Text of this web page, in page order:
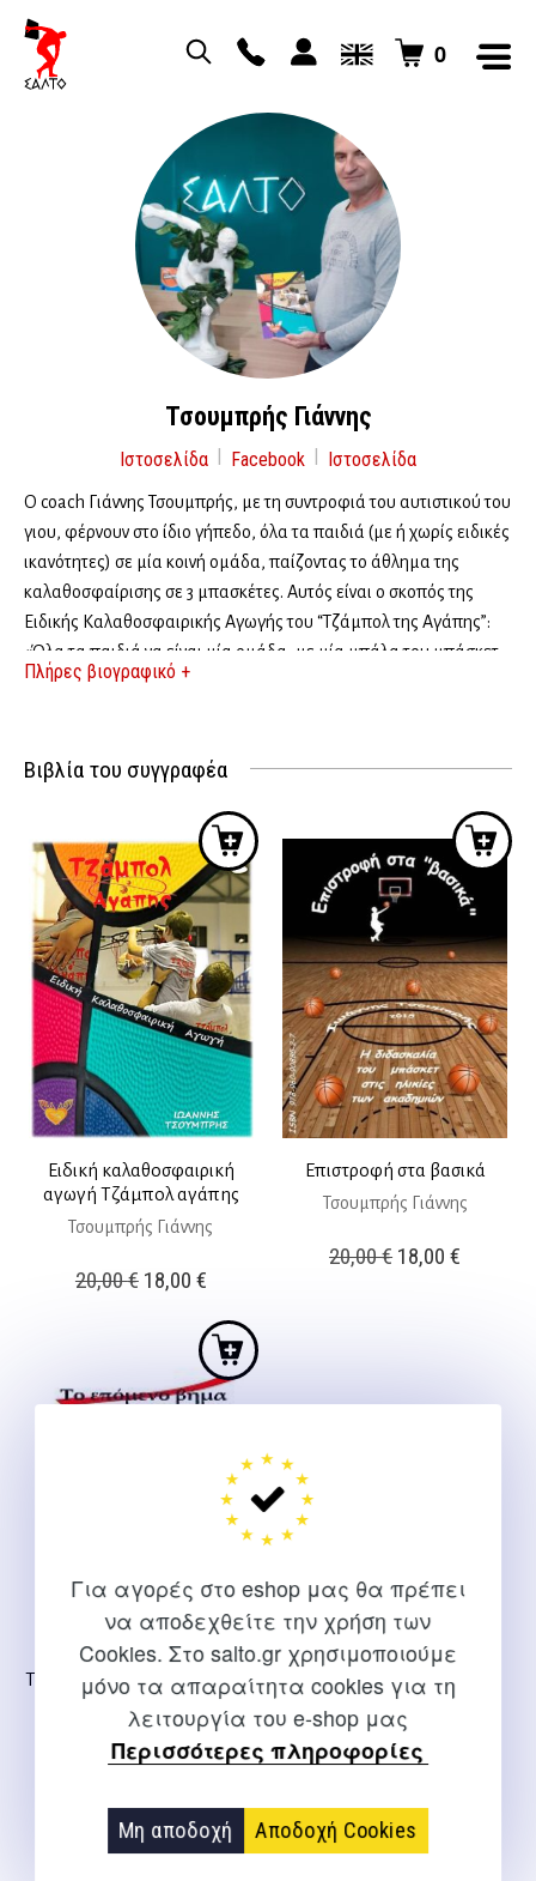
Για αγορές στο eshop μας θα πρέπει
να αποδεχθείτε την χρήση των
Cookies. Στο salto.gr χρησιμοποιούμε
μόνο τα απαραίτητα cookies για τη
λειτουργία του e-shop μας
Περισσότερες πληροφορίες
Μη αποδοχή Αποδοχή Cookies
0
Τσουμπρής Γιάννης
Ιστοσελίδα Facebook Ιστοσελίδα
Ο coach Γιάννης Τσουμπρής, με τη συντροφιά του αυτιστικού του
γιου, φέρνουν στο ίδιο γήπεδο, όλα τα παιδιά (με ή χωρίς ειδικές
ικανότητες) σε μία κοινή ομάδα, παίζοντας το άθλημα της
καλαθοσφαίρισης σε 3 μπασκέτες. Αυτός είναι ο σκοπός της
Ειδικής Καλαθοσφαιρικής Αγωγής του “Τζάμπολ της Αγάπης”:
«Όλα τα παιδιά να είναι μία ομάδα, με μία μπάλα του μπάσκετ
να τα ενώνει».
Πλήρες βιογραφικό +
Βιβλία του συγγραφέα
Ειδική καλαθοσφαιρική
αγωγή Τζάμπολ αγάπης
Τσουμπρής Γιάννης
20,00€ Original
20,00 €.
18,00 €Η
τιμή
είναι:
18,00 €.
Επιστροφή στα βασικά
Τσουμπρής Γιάννης
20,00€ Original
18,00€
Το επόμενο βήμα – μπάσκετ
Τσουμπρής Γιάννης
16,00€Original
was:
14,40€Η
τιμή